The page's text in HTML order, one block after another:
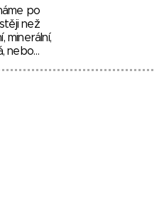
po
než
minerální,
nebo…